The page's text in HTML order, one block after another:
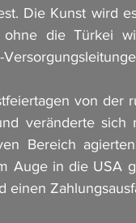
Die Kunst wird
die Türkei
von der
veränderte sich
Bereich
Auge in die USA
einen